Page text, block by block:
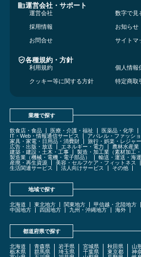
運営会社・サポート
運営会社
数字で見
採用情報
お知らせ
お問合せ
サイトマ
各種規約・方針
利用規約
個人情報
クッキー等に関する方針
特定商取
業種で探す
飲食店・食品 医療・介護・福祉 医薬品・化学
IT・Web・情報通信サービス
アパレル・ファッシ
家具・家電・日用品・消費財
旅行・娯楽・レジャー
広告・出版・放送
エネルギー・電力
農林水産業
建築・建設・土木・工事
製造・加工業（素材加工
製造業（機械・電機・電子部品）
輸送・運送・海
産廃・再生資源
美容・セルフケア・フィットネス
生活関連サービス
法人向けサービス その他
地域で探す
北海道 東北地方 関東地方 甲信越・北陸地方
中国地方
四国地方 九州・沖縄地方 海外
都道府県で探す
北海道 青森県 岩手県 宮城県 秋田県 山
栃木県
群馬県 埼玉県 千葉県 東京都 神